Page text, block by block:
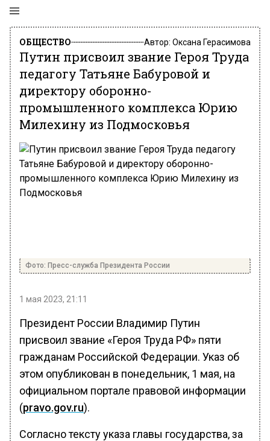
ОБЩЕСТВО Автор: Оксана Герасимова
Путин присвоил звание Героя Труда
педагогу Татьяне Бабуровой и
директору оборонно-
промышленного комплекса Юрию
Милехину из Подмосковья
Фото: Пресс-служба Президента России
1 мая 2023, 21:11
Президент России Владимир Путин
присвоил звание «Героя Труда РФ» пяти
гражданам Российской Федерации. Указ об
этом опубликован в понедельник, 1 мая, на
официальном портале правовой информации
(pravo.gov.ru).
Согласно тексту указа главы государства, за